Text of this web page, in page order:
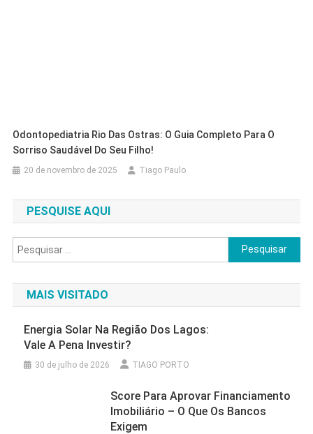
Odontopediatria Rio Das Ostras: O Guia Completo Para O
Sorriso Saudável Do Seu Filho!
20 de novembro de 2025 Tiago Paulo
PESQUISE AQUI
Pesquisar
por:
MAIS VISITADO
Energia Solar Na Região Dos Lagos:
Vale A Pena Investir?
30 de julho de 2026 TIAGO PORTO
Score Para Aprovar Financiamento
Imobiliário – O Que Os Bancos
Exigem